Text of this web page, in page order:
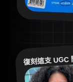
復刻這支 UGC